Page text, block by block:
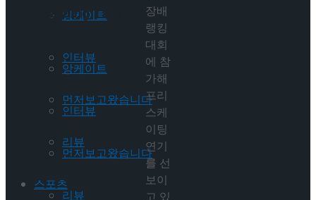
앙케이트
인터뷰
먼저보고왔습니다
리뷰
스포츠
Trending Tags
앙케이트
인터뷰
먼저보고왔습니다
리뷰
장배
랭킹
대회
에 참
가해
프리
스케
이팅
연기
를 선
보이